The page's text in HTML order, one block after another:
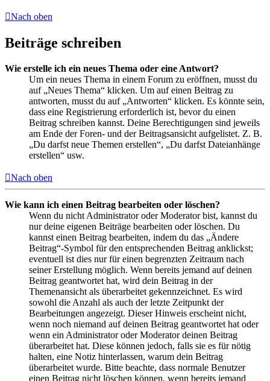
Nach oben
Beiträge schreiben
Wie erstelle ich ein neues Thema oder eine Antwort?
Um ein neues Thema in einem Forum zu eröffnen, musst du
auf „Neues Thema“ klicken. Um auf einen Beitrag zu
antworten, musst du auf „Antworten“ klicken. Es könnte sein,
dass eine Registrierung erforderlich ist, bevor du einen
Beitrag schreiben kannst. Deine Berechtigungen sind jeweils
am Ende der Foren- und der Beitragsansicht aufgelistet. Z. B.
„Du darfst neue Themen erstellen“, „Du darfst Dateianhänge
erstellen“ usw.
Nach oben
Wie kann ich einen Beitrag bearbeiten oder löschen?
Wenn du nicht Administrator oder Moderator bist, kannst du
nur deine eigenen Beiträge bearbeiten oder löschen. Du
kannst einen Beitrag bearbeiten, indem du das „Ändere
Beitrag“-Symbol für den entsprechenden Beitrag anklickst;
eventuell ist dies nur für einen begrenzten Zeitraum nach
seiner Erstellung möglich. Wenn bereits jemand auf deinen
Beitrag geantwortet hat, wird dein Beitrag in der
Themenansicht als überarbeitet gekennzeichnet. Es wird
sowohl die Anzahl als auch der letzte Zeitpunkt der
Bearbeitungen angezeigt. Dieser Hinweis erscheint nicht,
wenn noch niemand auf deinen Beitrag geantwortet hat oder
wenn ein Administrator oder Moderator deinen Beitrag
überarbeitet hat. Diese können jedoch, falls sie es für nötig
halten, eine Notiz hinterlassen, warum dein Beitrag
überarbeitet wurde. Bitte beachte, dass normale Benutzer
einen Beitrag nicht löschen können, wenn bereits jemand